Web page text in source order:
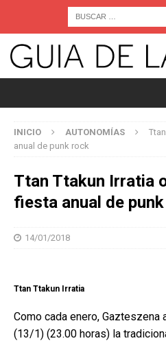
INICIO AUTONOMÍAS
anual de punk rock
Ttan Ttakun Irratia
fiesta anual de
14/01/2018
Ttan Ttakun Irratia
Como cada enero,
(13/1) (23.00 horas) la